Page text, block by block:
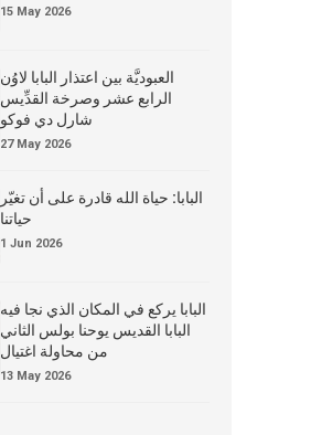
15 May 2026
العبوديَّة بين اعتذار البابا لاوُن
الرابع عشر وصرخة القدِّيس
شارل دي فوكو
27 May 2026
البابا: حياة الله قادرة على أن تغيّر
حياتنا
1 Jun 2026
البابا يركع في المكان الذي نجا فيه
البابا القديس يوحنا بولس الثاني
من محاولة اغتيال
13 May 2026